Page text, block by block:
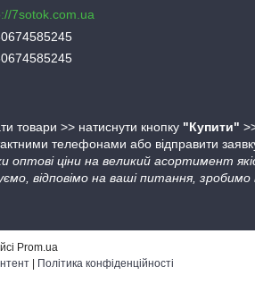
7sotok.com.ua
товари >> натиснути кнопку "Купити"
телефонами або відправити
ціни на великий асортимент
відповімо на ваші питання,
Prom.ua
Політика конфіденційності